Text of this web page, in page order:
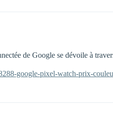
de Google se dévoile à
google-pixel-watch-prix-